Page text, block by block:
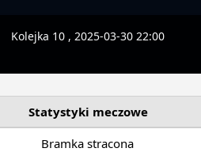
Kolejka 10 , 2025-03-30 22:00
Statystyki meczowe
Bramka stracona